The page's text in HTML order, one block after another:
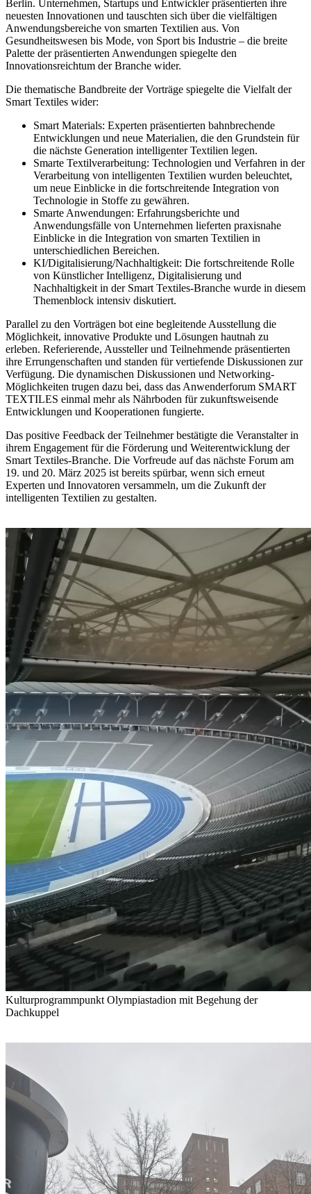
Berlin. Unternehmen, Startups und Entwickler präsentierten ihre
neuesten Innovationen und tauschten sich über die vielfältigen
Anwendungsbereiche von smarten Textilien aus. Von
Gesundheitswesen bis Mode, von Sport bis Industrie – die breite
Palette der präsentierten Anwendungen spiegelte den
Innovationsreichtum der Branche wider.
Die thematische Bandbreite der Vorträge spiegelte die Vielfalt der
Smart Textiles wider:
Smart Materials: Experten präsentierten bahnbrechende
Entwicklungen und neue Materialien, die den Grundstein für
die nächste Generation intelligenter Textilien legen.
Smarte Textilverarbeitung: Technologien und Verfahren in der
Verarbeitung von intelligenten Textilien wurden beleuchtet,
um neue Einblicke in die fortschreitende Integration von
Technologie in Stoffe zu gewähren.
Smarte Anwendungen: Erfahrungsberichte und
Anwendungsfälle von Unternehmen lieferten praxisnahe
Einblicke in die Integration von smarten Textilien in
unterschiedlichen Bereichen.
KI/Digitalisierung/Nachhaltigkeit: Die fortschreitende Rolle
von Künstlicher Intelligenz, Digitalisierung und
Nachhaltigkeit in der Smart Textiles-Branche wurde in diesem
Themenblock intensiv diskutiert.
Parallel zu den Vorträgen bot eine begleitende Ausstellung die
Möglichkeit, innovative Produkte und Lösungen hautnah zu
erleben. Referierende, Aussteller und Teilnehmende präsentierten
ihre Errungenschaften und standen für vertiefende Diskussionen zur
Verfügung. Die dynamischen Diskussionen und Networking-
Möglichkeiten trugen dazu bei, dass das Anwenderforum SMART
TEXTILES einmal mehr als Nährboden für zukunftsweisende
Entwicklungen und Kooperationen fungierte.
Das positive Feedback der Teilnehmer bestätigte die Veranstalter in
ihrem Engagement für die Förderung und Weiterentwicklung der
Smart Textiles-Branche. Die Vorfreude auf das nächste Forum am
19. und 20. März 2025 ist bereits spürbar, wenn sich erneut
Experten und Innovatoren versammeln, um die Zukunft der
intelligenten Textilien zu gestalten.
Kulturprogrammpunkt Olympiastadion mit Begehung der
Dachkuppel